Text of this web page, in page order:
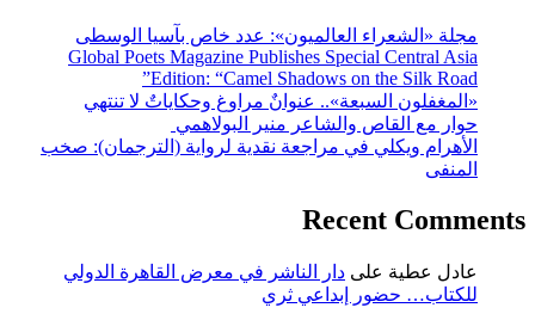
مجلة «الشعراء العالميون»: عدد خاص بآسيا الوسطى
Global Poets Magazine Publishes Special Central Asia
Edition: “Camel Shadows on the Silk Road”
«المغفلون السبعة».. عنوانٌ مراوغ وحكاياتٌ لا تنتهي
حوار مع القاص والشاعر منير البولاهمي
الأهرام ويكلي في مراجعة نقدية لرواية (الترجمان): صخب
المنفى
Recent Comments
عادل عطية على دار الناشر في معرض القاهرة الدولي
للكتاب… حضور إبداعي ثري